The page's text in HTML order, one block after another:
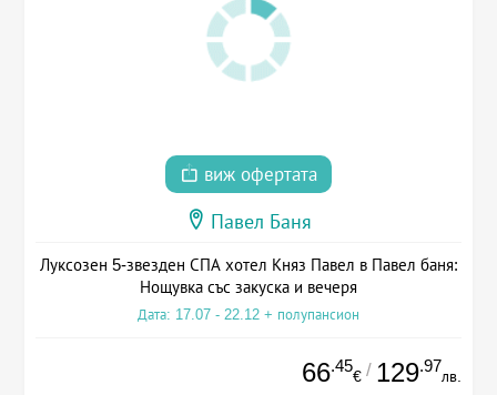
виж офертата
Павел Баня
Луксозен 5-звезден СПА хотел Княз Павел в Павел баня:
Нощувка със закуска и вечеря
Дата: 17.07 - 22.12 + полупансион
66.45
€ / 129.97
лв.